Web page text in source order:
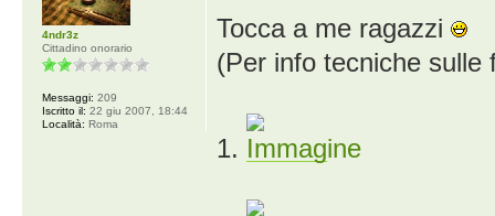
Tocca a me ragazzi
(Per info tecniche sulle
1.
4ndr3z
Cittadino onorario
Messaggi: 209
Iscritto il: 22 giu 2007, 18:44
Località: Roma